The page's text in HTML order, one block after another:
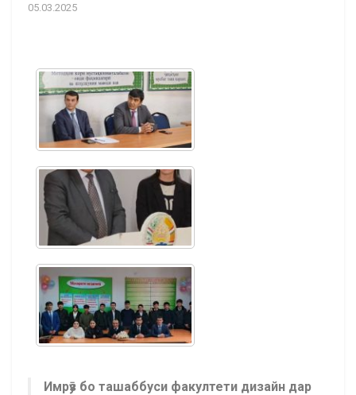
05.03.2025
Имрӯз бо ташаббуси факултети дизайн дар